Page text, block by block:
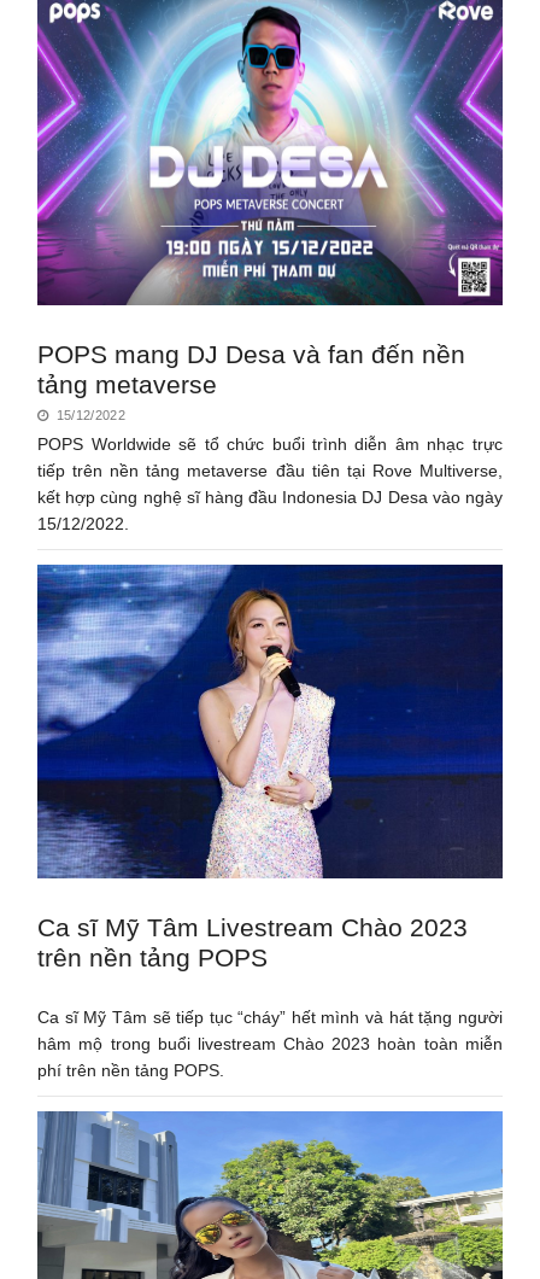
POPS mang DJ Desa và fan đến nền
tảng metaverse
15/12/2022
POPS Worldwide sẽ tổ chức buổi trình diễn âm nhạc trực
tiếp trên nền tảng metaverse đầu tiên tại Rove Multiverse,
kết hợp cùng nghệ sĩ hàng đầu Indonesia DJ Desa vào ngày
15/12/2022.
Ca sĩ Mỹ Tâm Livestream Chào 2023
trên nền tảng POPS
Ca sĩ Mỹ Tâm sẽ tiếp tục “cháy” hết mình và hát tặng người
hâm mộ trong buổi livestream Chào 2023 hoàn toàn miễn
phí trên nền tảng POPS.